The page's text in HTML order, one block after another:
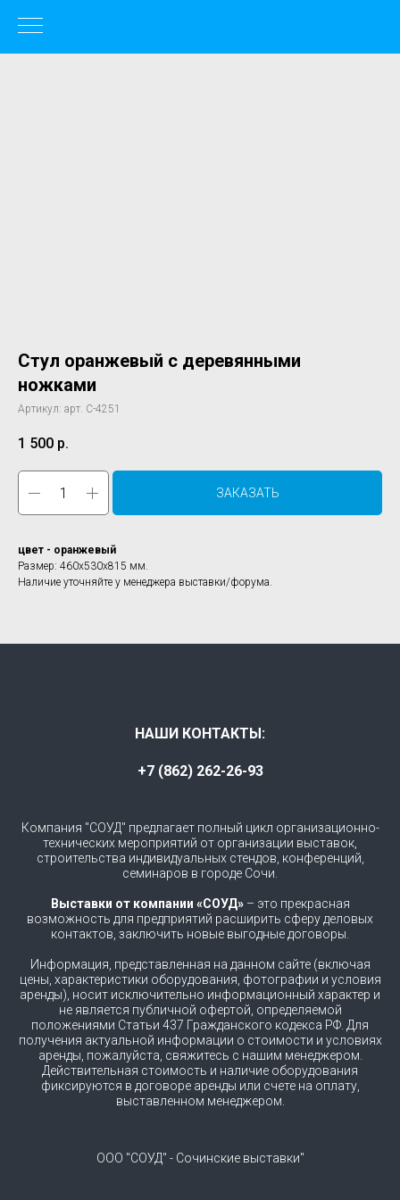
Стул оранжевый с деревянными
ножками
Артикул: арт. C-4251
1 500 р.
ЗАКАЗАТЬ
цвет - оранжевый
Размер: 460х530х815 мм.
Наличие уточняйте у менеджера выставки/форума.
НАШИ КОНТАКТЫ:
+7 (862) 262-26-93
Компания "СОУД" предлагает полный цикл организационно-
технических мероприятий от организации выставок,
строительства индивидуальных стендов, конференций,
семинаров в городе Сочи.
Выставки от компании «СОУД» – это прекрасная
возможность для предприятий расширить сферу деловых
контактов, заключить новые выгодные договоры.
Информация, представленная на данном сайте (включая
цены, характеристики оборудования, фотографии и условия
аренды), носит исключительно информационный характер и
не является публичной офертой, определяемой
положениями Статьи 437 Гражданского кодекса РФ. Для
получения актуальной информации о стоимости и условиях
аренды, пожалуйста, свяжитесь с нашим менеджером.
Действительная стоимость и наличие оборудования
фиксируются в договоре аренды или счете на оплату,
выставленном менеджером.
ООО "СОУД" - Сочинские выставки"